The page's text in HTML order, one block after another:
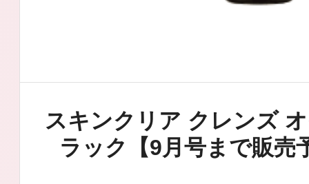
定期お届けサ
スキンクリア クレンズ
ラック【9月号まで販売